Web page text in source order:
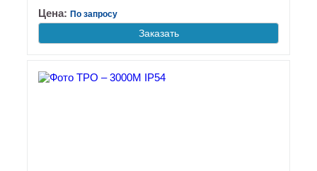
Цена: По запросу
Заказать